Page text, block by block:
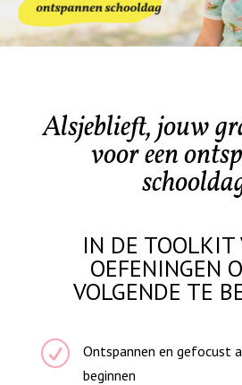
Alsjeblieft, jouw
voor een
IN DE TOOLKIT
OEFENINGEN
VOLGENDE TE
R
Ontspannen en gefocust
beginnen